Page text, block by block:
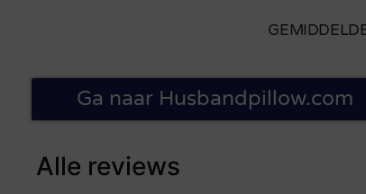
Ga naar Husbandpillow.com
Alle reviews